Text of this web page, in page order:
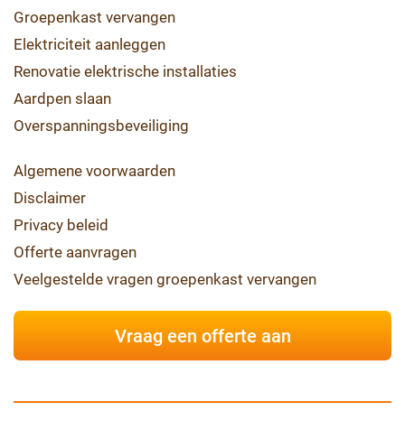
Groepenkast vervangen
Elektriciteit aanleggen
Renovatie elektrische installaties
Aardpen slaan
Overspanningsbeveiliging
Algemene voorwaarden
Disclaimer
Privacy beleid
Offerte aanvragen
Veelgestelde vragen groepenkast vervangen
Vraag een offerte aan